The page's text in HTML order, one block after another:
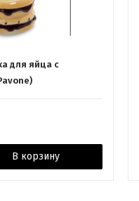
для яйца с
В корзину